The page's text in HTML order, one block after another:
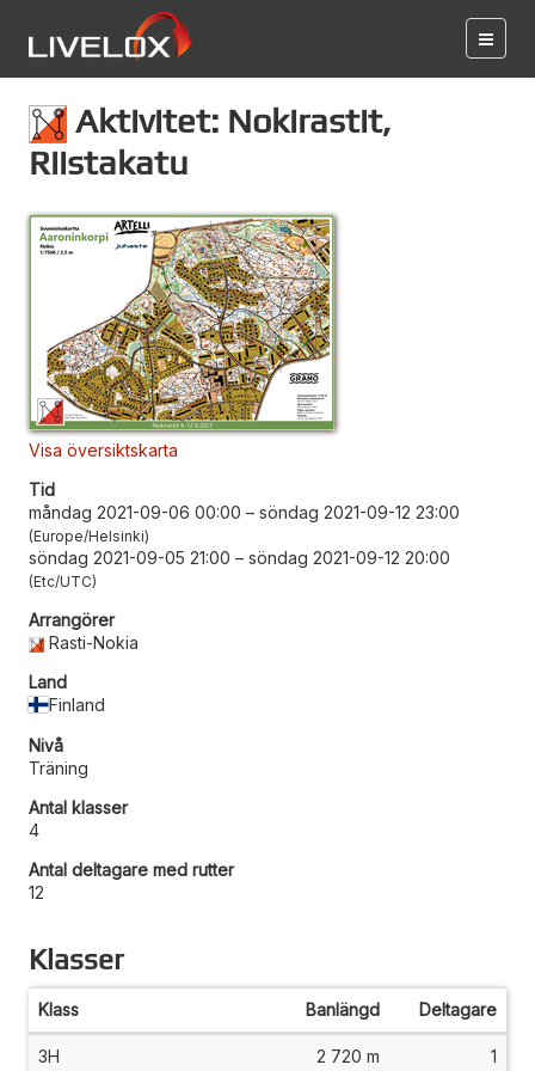
Aktivitet: Nokirastit,
Riistakatu
Visa översiktskarta
Tid
måndag 2021-09-06 00:00 – söndag 2021-09-12 23:00
Europe/Helsinki
söndag 2021-09-05 21:00 – söndag 2021-09-12 20:00
Etc/UTC
Arrangörer
Rasti-Nokia
Land
Finland
Nivå
Träning
Antal klasser
4
Antal deltagare med rutter
12
Klasser
Klass Banlängd Deltagare
3H 2 720 m 1